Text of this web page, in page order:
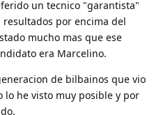
un tecnico "garantista"
por encima del
mucho mas que ese
era Marcelino.
de bilbainos que vio
lo he visto muy posible y por